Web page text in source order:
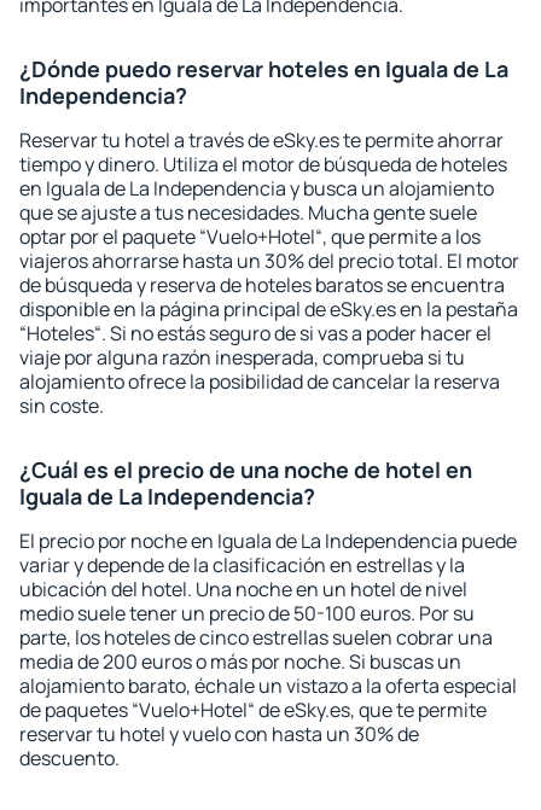
¿Dónde puedo reservar hoteles en Iguala de La
Independencia?
Reservar tu hotel a través de eSky.es te permite ahorrar
tiempo y dinero. Utiliza el motor de búsqueda de hoteles
en Iguala de La Independencia y busca un alojamiento
que se ajuste a tus necesidades. Mucha gente suele
optar por el paquete “Vuelo+Hotel“, que permite a los
viajeros ahorrarse hasta un 30% del precio total. El motor
de búsqueda y reserva de hoteles baratos se encuentra
disponible en la página principal de eSky.es en la pestaña
“Hoteles“. Si no estás seguro de si vas a poder hacer el
viaje por alguna razón inesperada, comprueba si tu
alojamiento ofrece la posibilidad de cancelar la reserva
sin coste.
¿Cuál es el precio de una noche de hotel en
Iguala de La Independencia?
El precio por noche en Iguala de La Independencia puede
variar y depende de la clasificación en estrellas y la
ubicación del hotel. Una noche en un hotel de nivel
medio suele tener un precio de 50-100 euros. Por su
parte, los hoteles de cinco estrellas suelen cobrar una
media de 200 euros o más por noche. Si buscas un
alojamiento barato, échale un vistazo a la oferta especial
de paquetes “Vuelo+Hotel“ de eSky.es, que te permite
reservar tu hotel y vuelo con hasta un 30% de
descuento.